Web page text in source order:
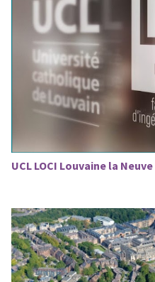
UCL LOCI Louvaine la Neuve